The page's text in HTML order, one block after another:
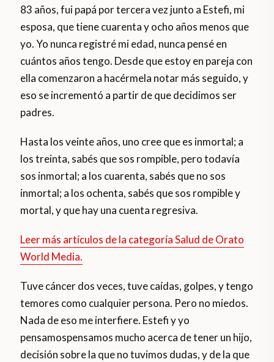
83 años, fui papá por tercera vez junto a Estefi, mi
esposa, que tiene cuarenta y ocho años menos que
yo. Yo nunca registré mi edad, nunca pensé en
cuántos años tengo. Desde que estoy en pareja con
ella comenzaron a hacérmela notar más seguido, y
eso se incrementó a partir de que decidimos ser
padres.
Hasta los veinte años, uno cree que es inmortal; a
los treinta, sabés que sos rompible, pero todavía
sos inmortal; a los cuarenta, sabés que no sos
inmortal; a los ochenta, sabés que sos rompible y
mortal, y que hay una cuenta regresiva.
Leer más artículos de la categoría Salud de Orato
World Media.
Tuve cáncer dos veces, tuve caídas, golpes, y tengo
temores como cualquier persona. Pero no miedos.
Nada de eso me interfiere. Estefi y yo
pensamospensamos mucho acerca de tener un hijo,
decisión sobre la que no tuvimos dudas, y de la que